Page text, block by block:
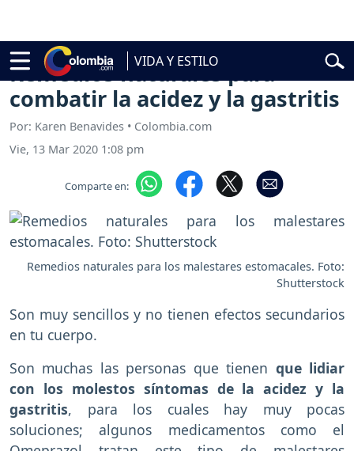
VIDA Y ESTILO
de la Espriella Vuelta a Colombia
Remedios naturales para
combatir la acidez y la gastritis
Por: Karen Benavides • Colombia.com
Vie, 13 Mar 2020 1:08 pm
Comparte en:
Remedios naturales para los malestares estomacales. Foto:
Shutterstock
Son muy sencillos y no tienen efectos secundarios
en tu cuerpo.
Son muchas las personas que tienen que lidiar
con los molestos síntomas de la acidez y la
gastritis, para los cuales hay muy pocas
soluciones; algunos medicamentos como el